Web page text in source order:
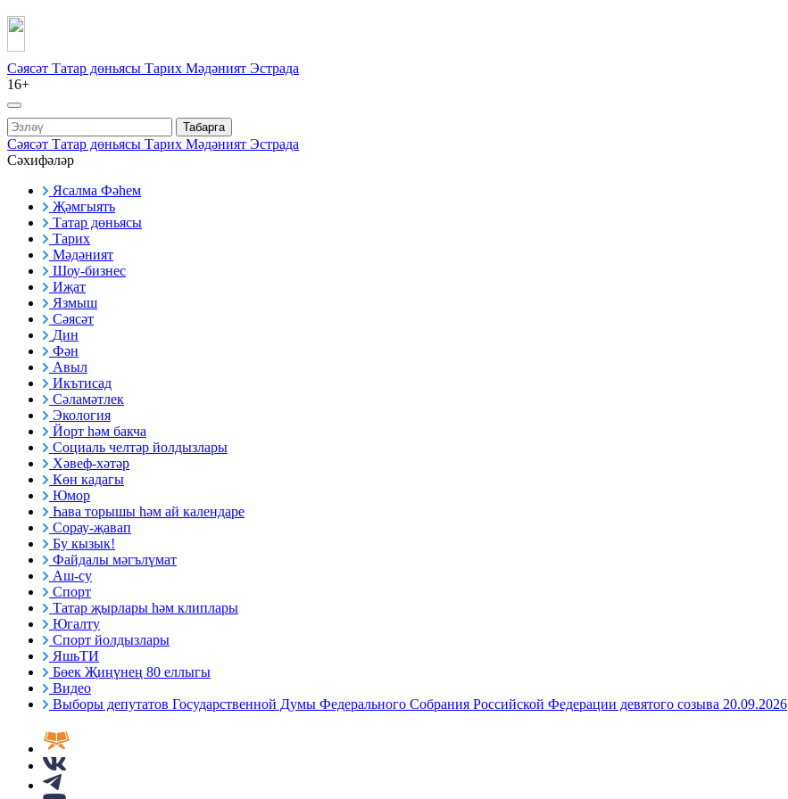
Сәясәт Татар дөньясы Тарих Мәдәният Эстрада
16+
Табарга
Сәясәт Татар дөньясы Тарих Мәдәният Эстрада
Сәхифәләр
Ясалма Фәһем
Җәмгыять
Татар дөньясы
Тарих
Мәдәният
Шоу-бизнес
Иҗат
Язмыш
Сәясәт
Дин
Фән
Авыл
Икътисад
Сәламәтлек
Экология
Йорт һәм бакча
Социаль челтәр йолдызлары
Хәвеф-хәтәр
Көн кадагы
Юмор
Һава торышы һәм ай календаре
Сорау-җавап
Бу кызык!
Файдалы мәгълүмат
Аш-су
Спорт
Татар җырлары һәм клиплары
Югалту
Спорт йолдызлары
ЯшьТИ
Бөек Җиңүнең 80 еллыгы
Видео
Выборы депутатов Государственной Думы Федерального Собрания Российской Федерации девятого созыва 20.09.2026